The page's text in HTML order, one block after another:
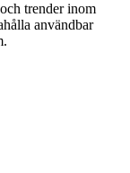
trender inom
användbar